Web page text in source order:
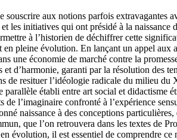
souscrire aux notions parfois extravagantes
les initiatives qui ont présidé à la
à l’historien de déchiffrer cette
en pleine évolution. En lançant un appel
une économie de marché contre la
d’harmonie, garanti par la résolution des
de resituer l’idéologie radicale du milieu
parallèle établi entre art social et didactisme
de l’imaginaire confronté à l’expérience
naissance à des conceptions
que l’on retrouvera dans les textes de
évolution, il est essentiel de comprendre